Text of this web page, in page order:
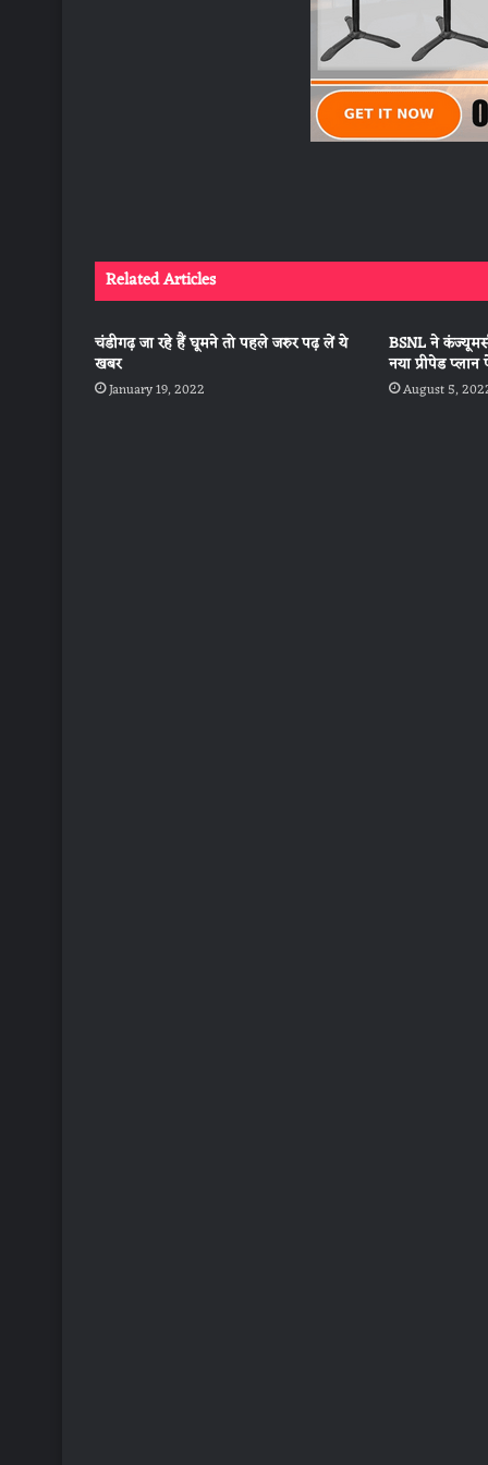
Related Articles
चंडीगढ़ जा रहे हैं घूमने तो पहले जरुर पढ़ लें ये
खबर
January 19, 2022
BSNL ने
नया प्रीपेड
August 5,